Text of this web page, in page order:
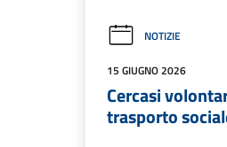
NOTIZIE
15 GIUGNO 2026
Cercasi
trasporto